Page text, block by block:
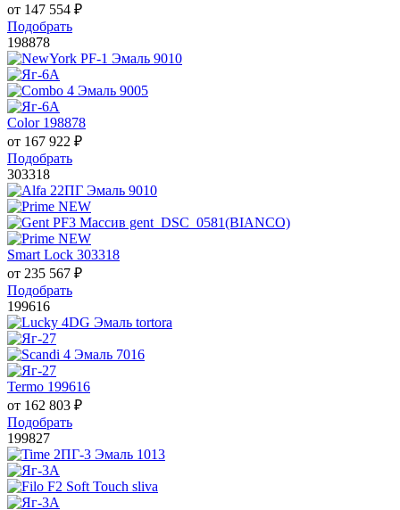
от 147 554 ₽
Подобрать
198878
Color 198878
от 167 922 ₽
Подобрать
303318
Smart Lock 303318
от 235 567 ₽
Подобрать
199616
Termo 199616
от 162 803 ₽
Подобрать
199827